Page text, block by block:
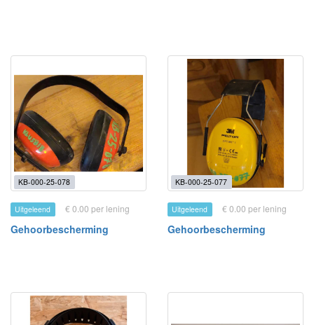
KB-000-25-078
Uitgeleend € 0.00 per lening
Gehoorbescherming
KB-000-25-077
Uitgeleend € 0.00 per lening
Gehoorbescherming